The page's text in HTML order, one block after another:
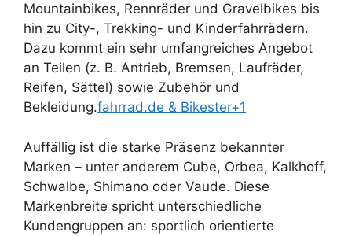
Mountainbikes, Rennräder und Gravelbikes bis
hin zu City-, Trekking- und Kinderfahrrädern.
Dazu kommt ein sehr umfangreiches Angebot
an Teilen (z. B. Antrieb, Bremsen, Laufräder,
Reifen, Sättel) sowie Zubehör und
Bekleidung.fahrrad.de & Bikester+1
Auffällig ist die starke Präsenz bekannter
Marken – unter anderem Cube, Orbea, Kalkhoff,
Schwalbe, Shimano oder Vaude. Diese
Markenbreite spricht unterschiedliche
Kundengruppen an: sportlich orientierte